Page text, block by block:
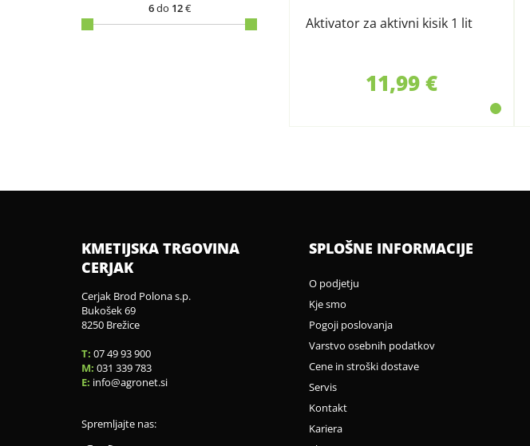
6do 12€
Aktivator za aktivni kisik 1 lit
11,99 €
KMETIJSKA TRGOVINA
CERJAK
Cerjak Brod Polona s.p.
Bukošek 69
8250 Brežice
T: 07 49 93 900
M: 031 339 783
E: info agronet.si
Spremljajte nas:
SPLOŠNE INFORMACIJE
O podjetju
Kje smo
Pogoji poslovanja
Varstvo osebnih podatkov
Cene in stroški dostave
Servis
Kontakt
Kariera